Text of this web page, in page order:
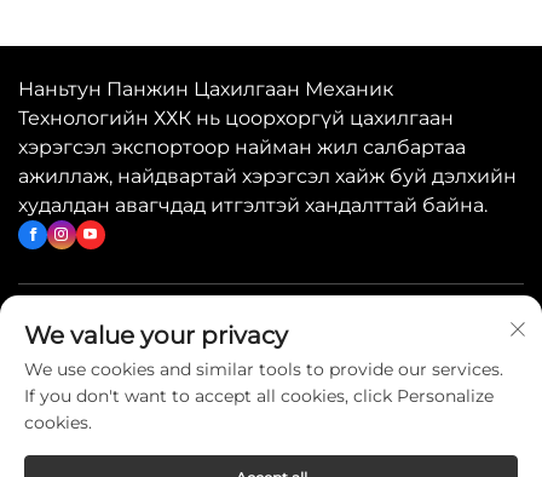
Наньтун Панжин Цахилгаан Механик
Технологийн ХХК нь цоорхоргүй цахилгаан
хэрэгсэл экспортоор найман жил салбартаа
ажиллаж, найдвартай хэрэгсэл хайж буй дэлхийн
худалдан авагчдад итгэлтэй хандалттай байна.
Хурдан холбоосууд
Холбогдож бүүр
We value your privacy
We use cookies and similar tools to provide our services.
If you don't want to accept all cookies, click Personalize
cookies.